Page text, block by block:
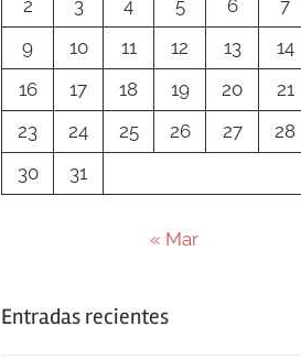
2
3 4 5 6 7
9
10 11 12 13 14
16
17 18 19 20 21
23
24 25 26 27 28
30
31
« Mar
Entradas recientes